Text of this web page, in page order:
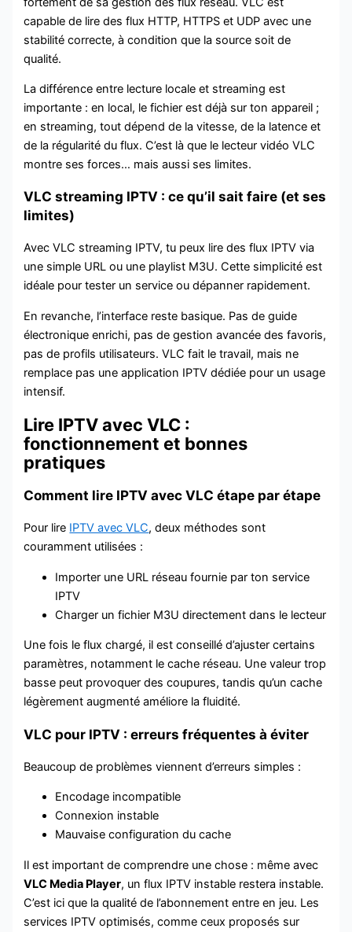
capable de lire des flux HTTP, HTTPS et UDP avec une
stabilité correcte, à condition que la source soit de
qualité.
La différence entre lecture locale et streaming est
importante : en local, le fichier est déjà sur ton appareil ;
en streaming, tout dépend de la vitesse, de la latence et
de la régularité du flux. C’est là que le lecteur vidéo VLC
montre ses forces… mais aussi ses limites.
VLC streaming IPTV : ce qu’il sait faire (et ses
limites)
Avec VLC streaming IPTV, tu peux lire des flux IPTV via
une simple URL ou une playlist M3U. Cette simplicité est
idéale pour tester un service ou dépanner rapidement.
En revanche, l’interface reste basique. Pas de guide
électronique enrichi, pas de gestion avancée des favoris,
pas de profils utilisateurs. VLC fait le travail, mais ne
remplace pas une application IPTV dédiée pour un usage
intensif.
Lire IPTV avec VLC :
fonctionnement et bonnes
pratiques
Comment lire IPTV avec VLC étape par étape
Pour lire IPTV avec VLC, deux méthodes sont
couramment utilisées :
Importer une URL réseau fournie par ton service
IPTV
Charger un fichier M3U directement dans le lecteur
Une fois le flux chargé, il est conseillé d’ajuster certains
paramètres, notamment le cache réseau. Une valeur trop
basse peut provoquer des coupures, tandis qu’un cache
légèrement augmenté améliore la fluidité.
VLC pour IPTV : erreurs fréquentes à éviter
Beaucoup de problèmes viennent d’erreurs simples :
Encodage incompatible
Connexion instable
Mauvaise configuration du cache
Il est important de comprendre une chose : même avec
VLC Media Player, un flux IPTV instable restera instable.
C’est ici que la qualité de l’abonnement entre en jeu. Les
services IPTV optimisés, comme ceux proposés sur